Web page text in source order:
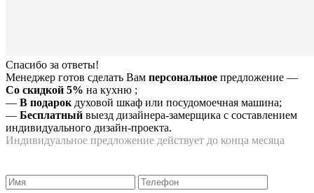
Спасибо за ответы!
Менеджер готов сделать Вам персональное предложение —
Со скидкой 5% на кухню ;
— В подарок духовой шкаф или посудомоечная машина;
— Бесплатный выезд дизайнера-замерщика с составлением
индивидуального дизайн-проекта.
Индивидуальное предложение действует до конца месяца